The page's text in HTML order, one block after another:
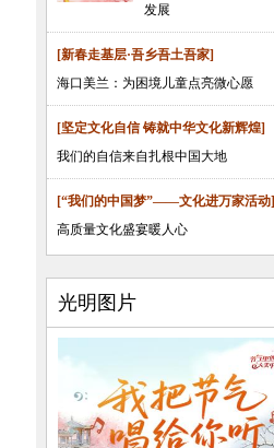
发展
[新春走基层·吾乡吾土吾家]
海口美兰：为困境儿童点亮微心愿
[坚定文化自信 铸就中华文化新辉煌]
我们的自信来自扎根中国大地
[“我们的中国梦”——文化进万家活动]
高质量文化盛宴暖人心
光明图片